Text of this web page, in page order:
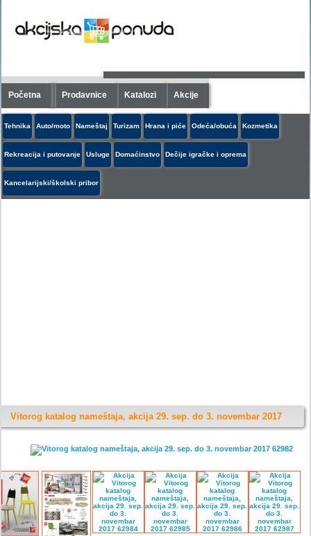
Početna Prodavnice Katalozi Akcije
Tehnika Auto/moto Nameštaj Turizam Hrana i piće Odeća/obuća Kozmetika
Rekreacija i putovanje Usluge Domaćinstvo Dečije igračke i oprema
Kancelarijski/školski pribor
Vitorog katalog nameštaja, akcija 29. sep. do 3. novembar 2017